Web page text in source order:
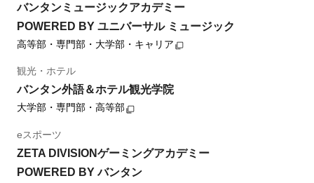
バンタンミュージックアカデミー
POWERED BY ユニバーサル ミュージック
高等部・専門部・大学部・キャリア
観光・ホテル
バンタン外語＆ホテル観光学院
大学部・専門部・高等部
eスポーツ
ZETA DIVISIONゲーミングアカデミー
POWERED BY バンタン